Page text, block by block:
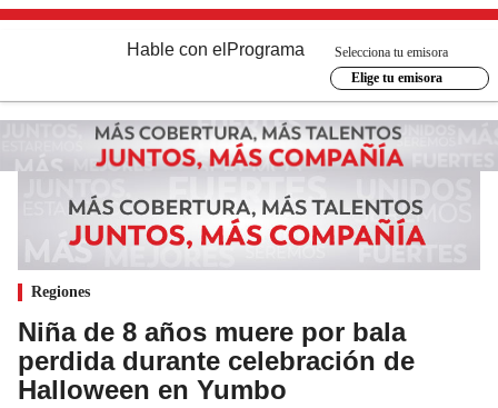
Hable con el Programa
Selecciona tu emisora
Elige tu emisora
Regiones
Niña de 8 años muere por bala
perdida durante celebración de
Halloween en Yumbo